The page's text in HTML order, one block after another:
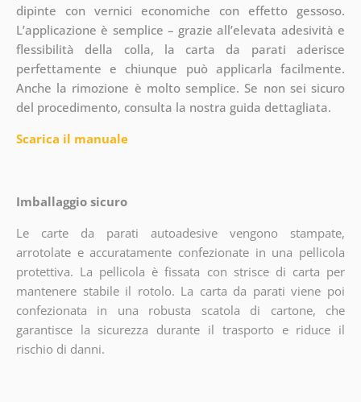
dipinte con vernici economiche con effetto gessoso.
L’applicazione è semplice – grazie all’elevata adesività e
flessibilità della colla, la carta da parati aderisce
perfettamente e chiunque può applicarla facilmente.
Anche la rimozione è molto semplice. Se non sei sicuro
del procedimento, consulta la nostra guida dettagliata.
Scarica il manuale
Imballaggio sicuro
Le carte da parati autoadesive vengono stampate,
arrotolate e accuratamente confezionate in una pellicola
protettiva. La pellicola è fissata con strisce di carta per
mantenere stabile il rotolo. La carta da parati viene poi
confezionata in una robusta scatola di cartone, che
garantisce la sicurezza durante il trasporto e riduce il
rischio di danni.